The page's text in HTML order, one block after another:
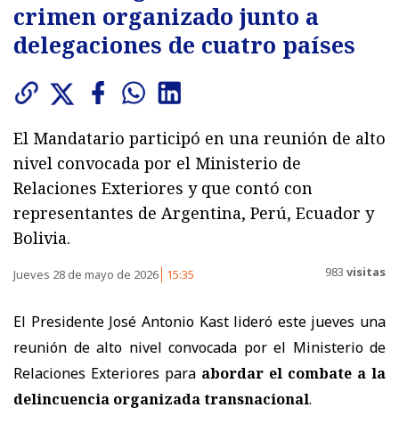
crimen organizado junto a
delegaciones de cuatro países
El Mandatario participó en una reunión de alto
nivel convocada por el Ministerio de
Relaciones Exteriores y que contó con
representantes de Argentina, Perú, Ecuador y
Bolivia.
Jueves 28 de mayo de 2026 15:35 983 visitas
El Presidente José Antonio Kast lideró este jueves una
reunión de alto nivel convocada por el Ministerio de
Relaciones Exteriores para abordar el combate a la
delincuencia organizada transnacional.